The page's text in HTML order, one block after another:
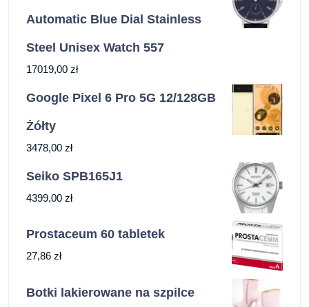
Automatic Blue Dial Stainless
Steel Unisex Watch 557
17019,00 zł
Google Pixel 6 Pro 5G 12/128GB
Żółty
3478,00 zł
Seiko SPB165J1
4399,00 zł
Prostaceum 60 tabletek
27,86 zł
Botki lakierowane na szpilce